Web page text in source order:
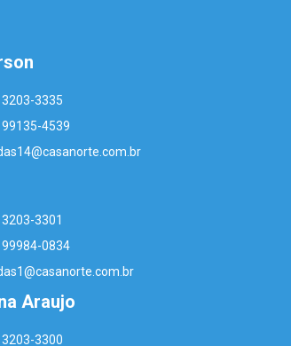
3335
4539
3301
0834
Araujo
3300